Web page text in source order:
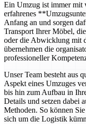
Ein Umzug ist immer mit
erfahrenes
Anfang an und sorgen
Transport Ihrer Möbel,
oder die Abwicklung mit
übernehmen die
professioneller
Unser Team besteht aus
Aspekt eines Umzuges
bis hin zum Aufbau in
Details und setzen dabei
Methoden. So können
sich um die Logistik